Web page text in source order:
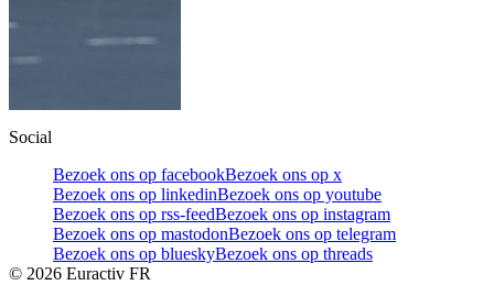
Social
Bezoek ons op facebookBezoek ons op x
Bezoek ons op linkedinBezoek ons op youtube
Bezoek ons op rss-feedBezoek ons op instagram
Bezoek ons op mastodonBezoek ons op telegram
Bezoek ons op blueskyBezoek ons op threads
© 2026 Euractiv FR